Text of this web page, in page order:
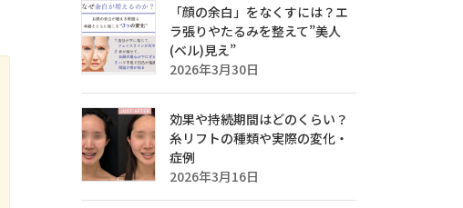
「顔の余白」をなくすには？エ
ラ張りやたるみを整えて”美人
(ベル)見え”
2026年3月30日
効果や持続期間はどのくらい？
糸リフトの種類や実際の変化・
症例
2026年3月16日